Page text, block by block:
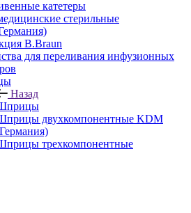
катетеры
стерильные
B.Braun
для переливания инфузионных
Назад
двухкомпонентные KDM
трехкомпонентные